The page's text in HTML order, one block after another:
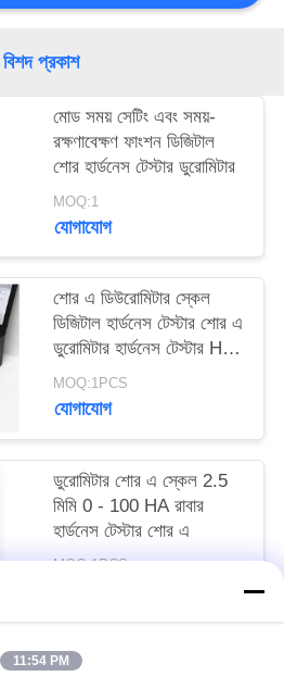
বিশদ প্রকাশ
মোড সময় সেটিং এবং সময়-
রক্ষণাবেক্ষণ ফাংশন ডিজিটাল
শোর হার্ডনেস টেস্টার ডুরোমিটার
MOQ:1
যোগাযোগ
শোর এ ডিউরোমিটার স্কেল
ডিজিটাল হার্ডনেস টেস্টার শোর এ
ডুরোমিটার হার্ডনেস টেস্টার HT-
6600A
MOQ:1PCS
যোগাযোগ
ডুরোমিটার শোর এ স্কেল 2.5
মিমি 0 - 100 HA রাবার
হার্ডনেস টেস্টার শোর এ
MOQ:1PCS
11:54 PM